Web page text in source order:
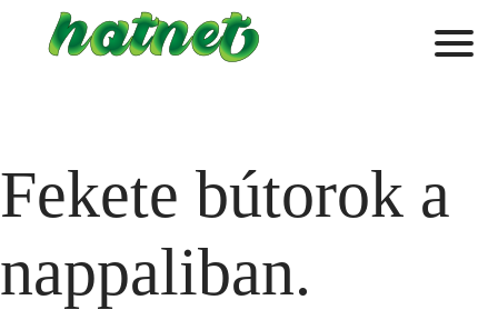
Fekete bútorok a
nappaliban.